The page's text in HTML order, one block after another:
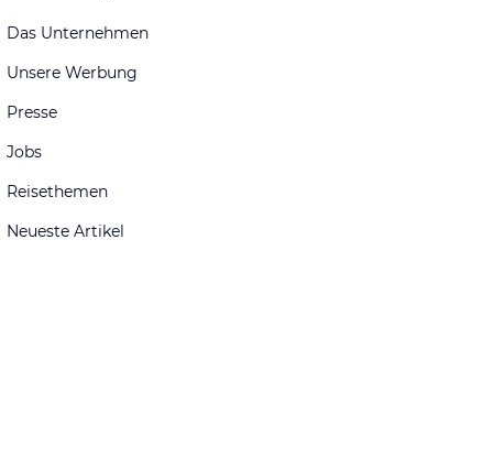
Das Unternehmen
Unsere Werbung
Presse
Jobs
Reisethemen
Neueste Artikel